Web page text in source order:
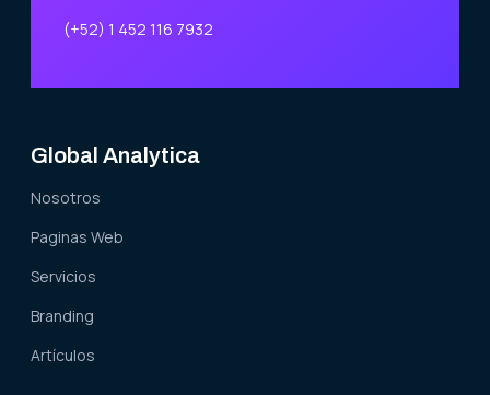
(+52) 1 452 116 7932
Global Analytica
Nosotros
Paginas Web
Servicios
Branding
Artículos